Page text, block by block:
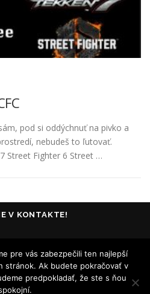
pod si oddýchnuť na pivko a
nebudeš to ľutovať.
Street Fighter 6 Street …
V KONTAKTE!
pre vás zabezpečili ten najlepší
stránok. Ak budete pokračovať v
predpokladať, že ste s ňou